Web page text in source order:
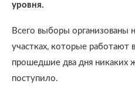
уровня.
Всего выборы организованы
участках, которые
прошедшие два дня никаких
поступило.